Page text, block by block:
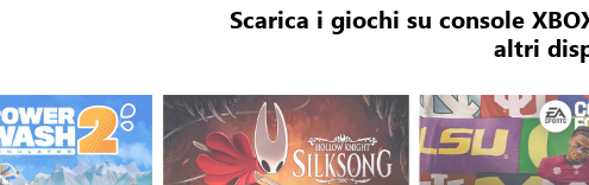
Scarica i giochi su console
altri